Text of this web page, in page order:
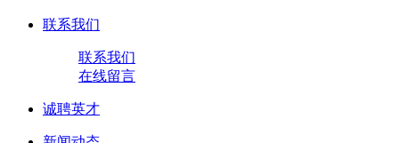
联系我们
联系我们
在线留言
诚聘英才